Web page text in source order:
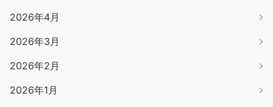
2026年4月
2026年3月
2026年2月
2026年1月